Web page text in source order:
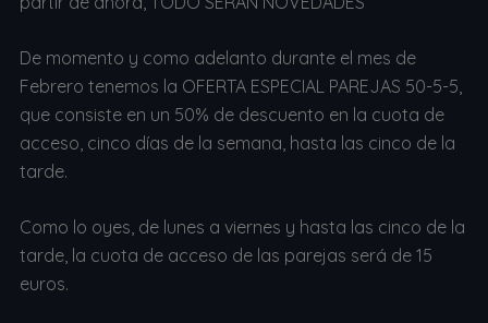
De momento y como adelanto durante el mes de
Febrero tenemos la OFERTA ESPECIAL PAREJAS 50-5-5,
que consiste en un 50% de descuento en la cuota de
acceso, cinco días de la semana, hasta las cinco de la
tarde.
Como lo oyes, de lunes a viernes y hasta las cinco de la
tarde, la cuota de acceso de las parejas será de 15
euros.